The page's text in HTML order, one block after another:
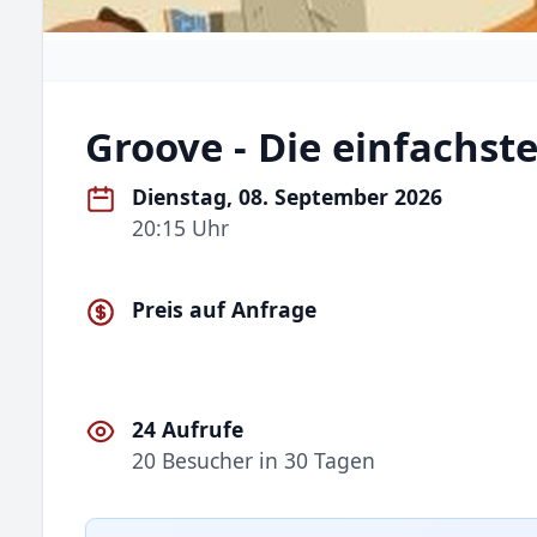
Groove - Die
Dienstag, 08. September 2026
20:15 Uhr
Preis auf Anfrage
24 Aufrufe
20 Besucher in 30 Tagen